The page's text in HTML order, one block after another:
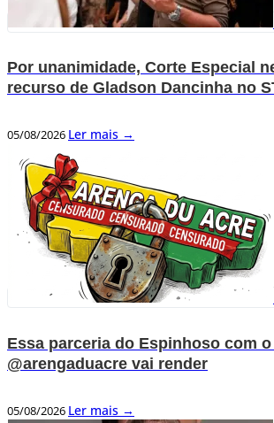
Por unanimidade, Corte Especial
recurso de Gladson Dancinha no
05/08/2026 Ler mais →
Essa parceria do Espinhoso com
@arengaduacre vai render
05/08/2026 Ler mais →